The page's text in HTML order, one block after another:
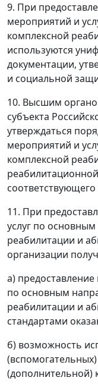
9. При
мероприятий и
комплексной
используются
документации,
и социальной
10. Высшим
субъекта
утверждаться
мероприятий и
комплексной
11. При
услуг по
реабилитации и
организации
а)
по основным
реабилитации и
стандартами
б) возможность
(дополнительной)